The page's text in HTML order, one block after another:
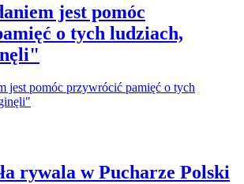
jest pomóc
o tych ludziach,
rywala w Pucharze Polski